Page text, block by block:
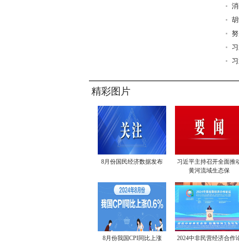
精彩图片
8月份国民经济数据发布
习近平主持召开全面推
黄河流域生态保
8月份我国CPI同比上涨
2024中非民营经济合作